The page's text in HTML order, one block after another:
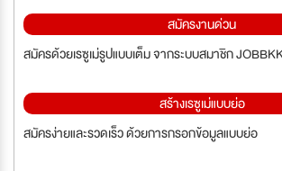
สมัครงานด่วน
สมัครด้วยเรซูเม่รูปแบบเต็ม จากระบบสมาชิก
สร้างเรซูเม่แบบย่อ
สมัครง่ายและรวดเร็ว ด้วยการกรอกข้อมูลแบบย่อ